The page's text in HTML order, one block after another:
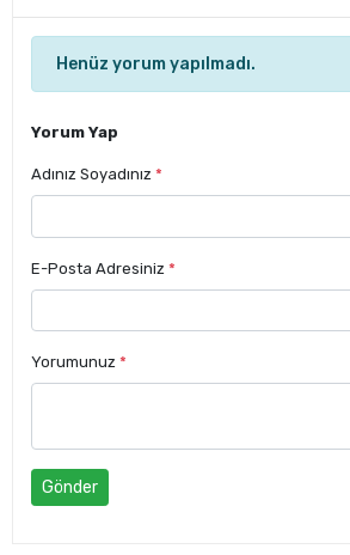
Henüz yorum yapılmadı.
Yorum Yap
Adınız Soyadınız *
E-Posta Adresiniz *
Yorumunuz *
Gönder